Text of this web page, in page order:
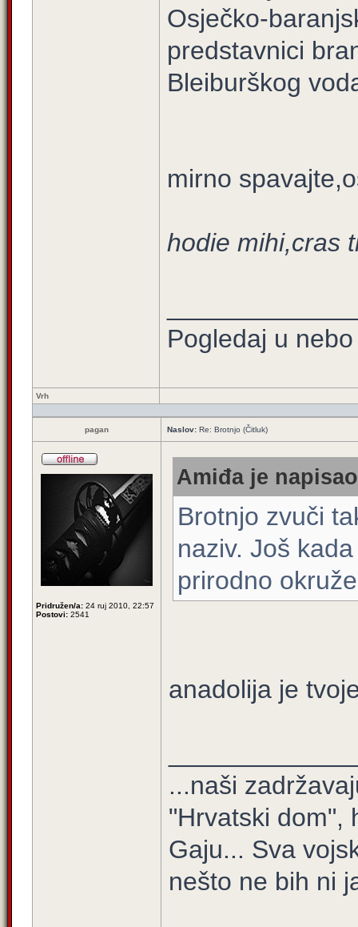
Osječko-
predstavnici
Bleiburškog
mirno
hodie mihi,cras
Pogledaj u
Vrh
pagan Naslov: Re: Brotnjo (Čitluk)
Pridružen/a: 24 ruj 2010, 22:57
Postovi: 2541
Amiđa je
Brotnjo zvuči
naziv. Još
prirodno
anadolija je
...naši
"Hrvatski dom",
Gaju... Sva
nešto ne bih ni